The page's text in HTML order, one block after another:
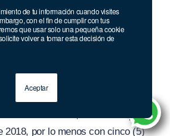
de tu información cuando visites
con el fin de cumplir con tus
que usar solo una pequeña cookie
volver a tomar esta decisión de
Aceptar
a las previstas inicialmente.
respecto de la fecha de
de pruebas se divulgarán
en el numeral 7 del artículo
1083 de 2015, adicionado por
2018, por lo menos con cinco (5)